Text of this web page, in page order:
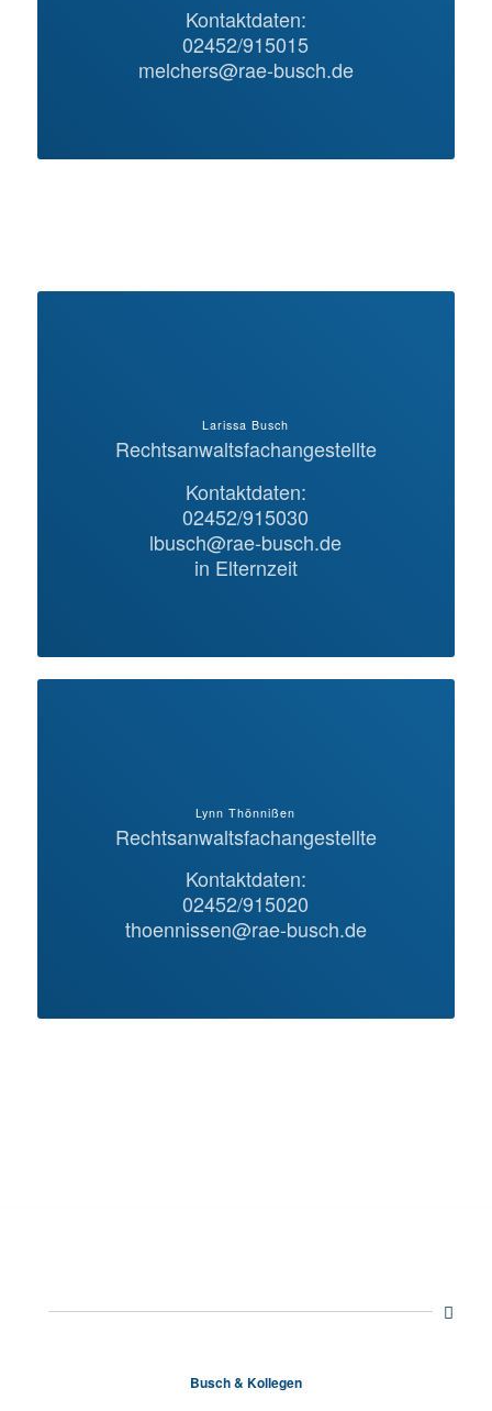
Kontaktdaten:
02452/915015
melchers@rae-busch.de
Larissa Busch
Rechtsanwaltsfachangestellte
Kontaktdaten:
02452/915030
lbusch@rae-busch.de
in Elternzeit
Lynn Thönnißen
Rechtsanwaltsfachangestellte
Kontaktdaten:
02452/915020
thoennissen@rae-busch.de
Busch & Kollegen